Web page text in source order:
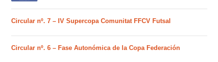
Circular nº. 7 – IV Supercopa Comunitat FFCV Futsal
Circular nº. 6 – Fase Autonómica de la Copa Federación